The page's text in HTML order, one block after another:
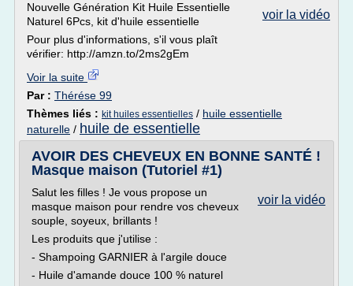
voir la vidéo
Nouvelle Génération Kit Huile Essentielle
Naturel 6Pcs, kit d'huile essentielle
Pour plus d'informations, s'il vous plaît
vérifier: http://amzn.to/2ms2gEm
Voir la suite
Par : Thérése 99
Thèmes liés : kit huiles essentielles / huile essentielle
naturelle / huile de essentielle
AVOIR DES CHEVEUX EN BONNE SANTÉ !
Masque maison (Tutoriel #1)
voir la vidéo
Salut les filles ! Je vous propose un
masque maison pour rendre vos cheveux
souple, soyeux, brillants !
Les produits que j'utilise :
- Shampoing GARNIER à l'argile douce
- Huile d'amande douce 100 % naturel